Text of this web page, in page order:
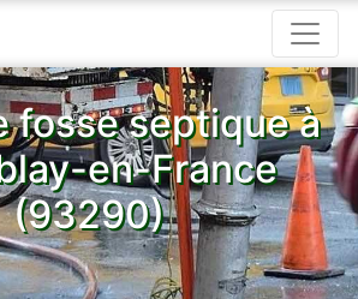
fosse septique à
en-France
(93290)